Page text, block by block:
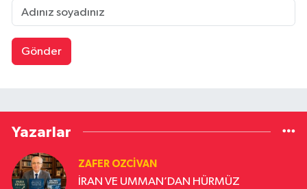
Gönder
Yazarlar
ZAFER OZCIVAN
İRAN VE UMMAN’DAN HÜRMÜZ